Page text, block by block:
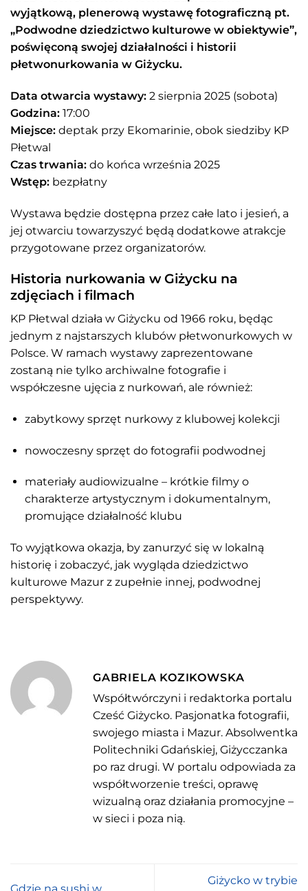
wyjątkową, plenerową wystawę fotograficzną pt.
„Podwodne dziedzictwo kulturowe w obiektywie”,
poświęconą swojej działalności i historii
płetwonurkowania w Giżycku.
Data otwarcia wystawy: 2 sierpnia 2025 (sobota)
Godzina: 17:00
Miejsce: deptak przy Ekomarinie, obok siedziby KP
Płetwal
Czas trwania: do końca września 2025
Wstęp: bezpłatny
Wystawa będzie dostępna przez całe lato i jesień, a
jej otwarciu towarzyszyć będą dodatkowe atrakcje
przygotowane przez organizatorów.
Historia nurkowania w Giżycku na
zdjęciach i filmach
KP Płetwal działa w Giżycku od 1966 roku, będąc
jednym z najstarszych klubów płetwonurkowych w
Polsce. W ramach wystawy zaprezentowane
zostaną nie tylko archiwalne fotografie i
współczesne ujęcia z nurkowań, ale również:
zabytkowy sprzęt nurkowy z klubowej kolekcji
nowoczesny sprzęt do fotografii podwodnej
materiały audiowizualne – krótkie filmy o
charakterze artystycznym i dokumentalnym,
promujące działalność klubu
To wyjątkowa okazja, by zanurzyć się w lokalną
historię i zobaczyć, jak wygląda dziedzictwo
kulturowe Mazur z zupełnie innej, podwodnej
perspektywy.
GABRIELA KOZIKOWSKA
Współtwórczyni i redaktorka portalu
Cześć Giżycko. Pasjonatka fotografii,
swojego miasta i Mazur. Absolwentka
Politechniki Gdańskiej, Giżycczanka
po raz drugi. W portalu odpowiada za
współtworzenie treści, oprawę
wizualną oraz działania promocyjne –
w sieci i poza nią.
Giżycko w trybie